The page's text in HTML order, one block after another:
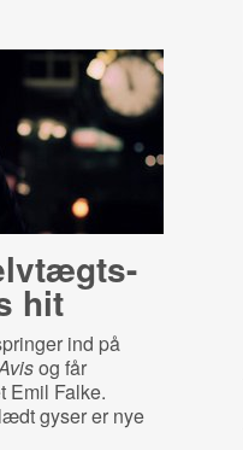
hit
ind på
og får
Emil Falke.
gyser er nye